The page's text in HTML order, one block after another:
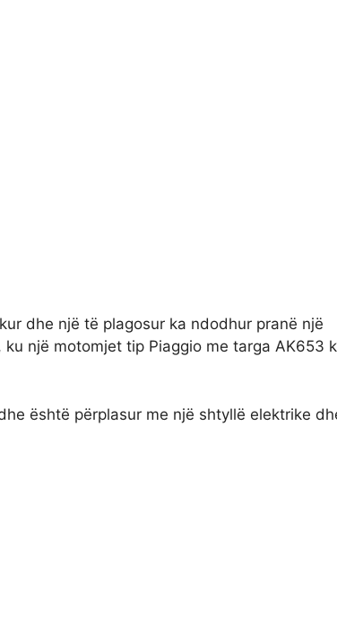
dhe një të plagosur ka ndodhur pranë një
një motomjet tip Piaggio me targa AK653
është përplasur me një shtyllë elektrike